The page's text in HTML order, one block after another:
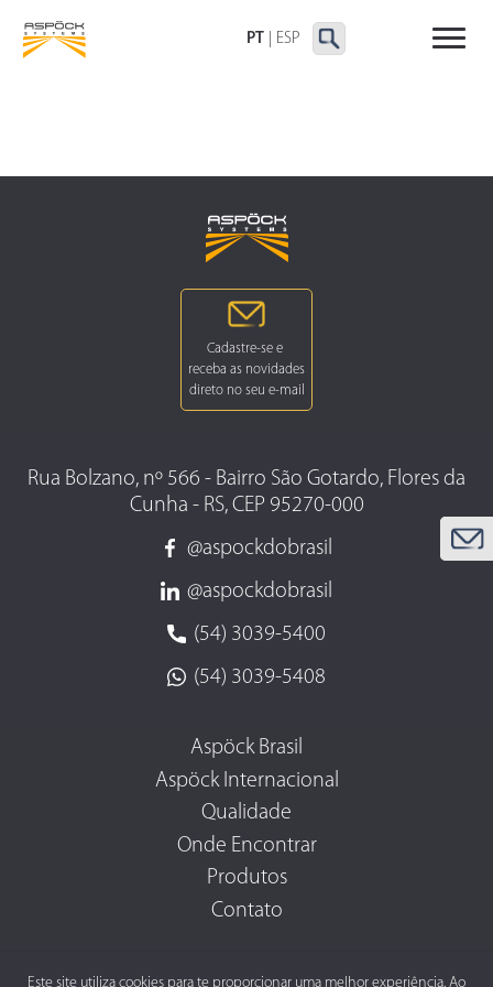
PT ESP
DELIMITADORAS E
LATERAIS
Este site utiliza cookies para te proporcionar uma melhor experiência. Ao
Rua Bolzano, nº 566 - Bairro São Gotardo, Flores da
Cunha - RS, CEP 95270-000
@aspockdobrasil
@aspockdobrasil
(54) 3039-5400
(54) 3039-5408
Aspöck Brasil
Aspöck Internacional
Qualidade
Onde Encontrar
Produtos
Contato